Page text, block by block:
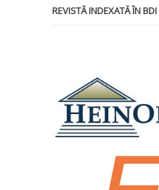
REVISTĂ INDEXATĂ ÎN BDI